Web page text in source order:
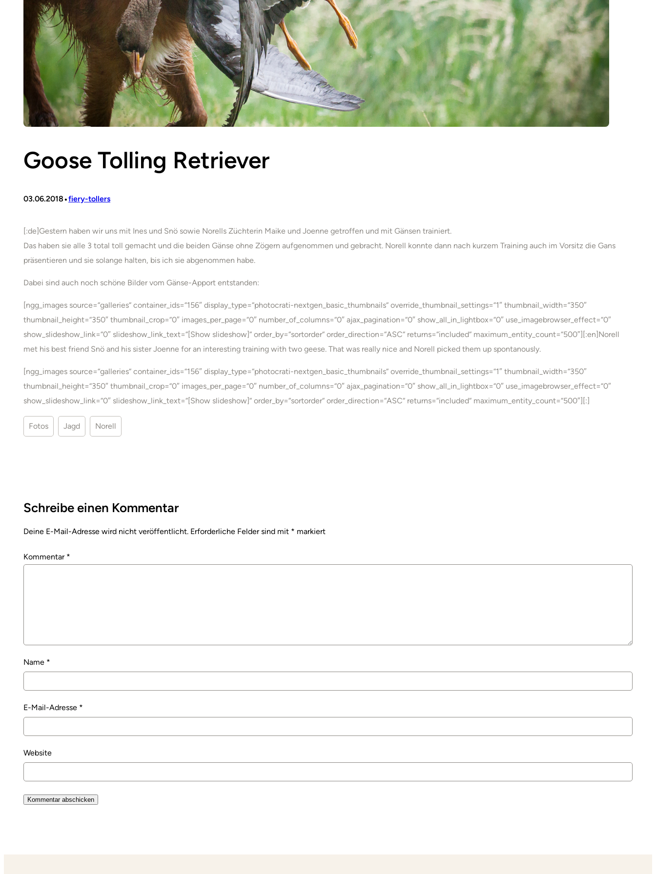
Goose Tolling Retriever
03.06.2018•fiery-tollers
[:de]Gestern haben wir uns mit Ines und Snö sowie Norells Züchterin Maike und Joenne getroffen und mit Gänsen trainiert.
Das haben sie alle 3 total toll gemacht und die beiden Gänse ohne Zögern aufgenommen und gebracht. Norell konnte dann nach kurzem Training auch im Vorsitz die Gans
präsentieren und sie solange halten, bis ich sie abgenommen habe.
Dabei sind auch noch schöne Bilder vom Gänse-Apport entstanden:
[ngg_images source=“galleries“ container_ids=“156″ display_type=“photocrati-nextgen_basic_thumbnails“ override_thumbnail_settings=“1″ thumbnail_width=“350″
thumbnail_height=“350″ thumbnail_crop=“0″ images_per_page=“0″ number_of_columns=“0″ ajax_pagination=“0″ show_all_in_lightbox=“0″ use_imagebrowser_effect=“0″
show_slideshow_link=“0″ slideshow_link_text=“[Show slideshow]“ order_by=“sortorder“ order_direction=“ASC“ returns=“included“ maximum_entity_count=“500″][:en]Norell
met his best friend Snö and his sister Joenne for an interesting training with two geese. That was really nice and Norell picked them up spontanously.
[ngg_images source=“galleries“ container_ids=“156″ display_type=“photocrati-nextgen_basic_thumbnails“ override_thumbnail_settings=“1″ thumbnail_width=“350″
thumbnail_height=“350″ thumbnail_crop=“0″ images_per_page=“0″ number_of_columns=“0″ ajax_pagination=“0″ show_all_in_lightbox=“0″ use_imagebrowser_effect=“0″
show_slideshow_link=“0″ slideshow_link_text=“[Show slideshow]“ order_by=“sortorder“ order_direction=“ASC“ returns=“included“ maximum_entity_count=“500″][:]
Fotos Jagd Norell
Schreibe einen Kommentar
Deine E-Mail-Adresse wird nicht veröffentlicht. Erforderliche Felder sind mit * markiert
Kommentar *
Name *
E-Mail-Adresse *
Website